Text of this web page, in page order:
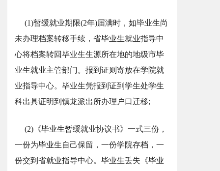
(1)暂缓就业期限(2年)届满时，如毕业生尚
未办理档案转移手续，省毕业生就业指导中
心将档案转回毕业生生源所在地的地级市毕
业生就业主管部门。报到证则寄放在学院就
业指导中心。毕业生凭报到证到学生处学生
科出具证明到镇龙派出所办理户口迁移;
(2)《毕业生暂缓就业协议书》一式三份，
一份为毕业生自己保留，一份学院存档，一
份交到省就业指导中心。毕业生丢失《毕业